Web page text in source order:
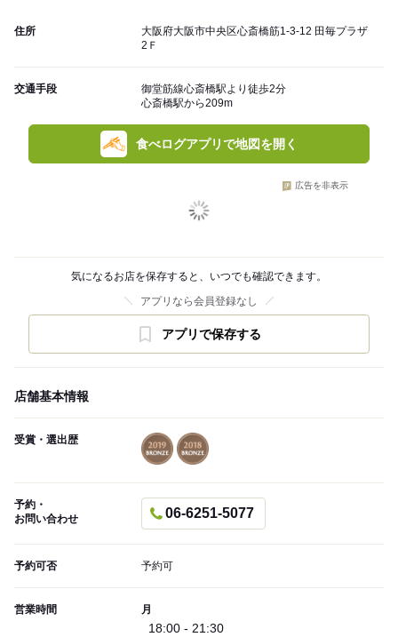
住所
大阪府大阪市中央区心斎橋筋1-3-12 田毎プラザ
2Ｆ
交通手段
御堂筋線心斎橋駅より徒歩2分
心斎橋駅から209m
食べログアプリで地図を開く
広告を非表示
気になるお店を保存すると、いつでも確認できます。
アプリなら会員登録なし
アプリで保存する
店舗基本情報
受賞・選出歴
予約・
お問い合わせ
06-6251-5077
予約可否 予約可
営業時間 月
18:00 - 21:30